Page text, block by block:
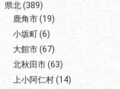
県北(389)
鹿角市(19)
小坂町(6)
大館市(67)
北秋田市(63)
上小阿仁村(14)